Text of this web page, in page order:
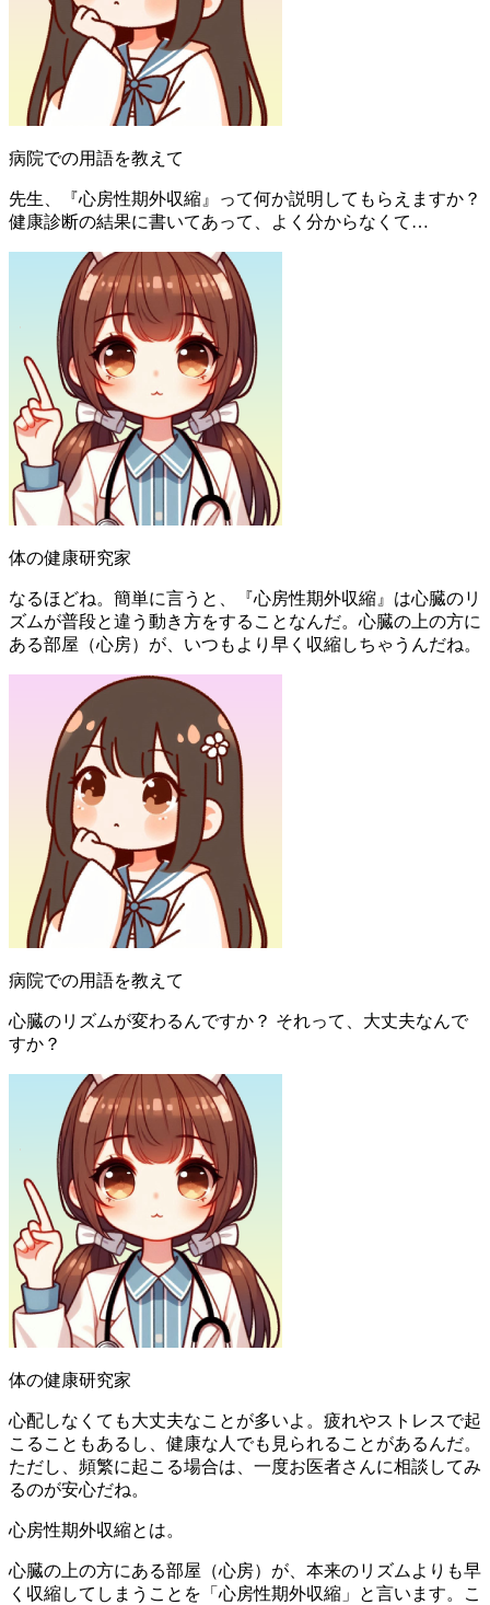
病院での用語を教えて
先生、『心房性期外収縮』って何か説明してもらえますか？
健康診断の結果に書いてあって、よく分からなくて…
体の健康研究家
なるほどね。簡単に言うと、『心房性期外収縮』は心臓のリ
ズムが普段と違う動き方をすることなんだ。心臓の上の方に
ある部屋（心房）が、いつもより早く収縮しちゃうんだね。
病院での用語を教えて
心臓のリズムが変わるんですか？ それって、大丈夫なんで
すか？
体の健康研究家
心配しなくても大丈夫なことが多いよ。疲れやストレスで起
こることもあるし、健康な人でも見られることがあるんだ。
ただし、頻繁に起こる場合は、一度お医者さんに相談してみ
るのが安心だね。
心房性期外収縮とは。
心臓の上の方にある部屋（心房）が、本来のリズムよりも早
く収縮してしまうことを「心房性期外収縮」と言います。こ